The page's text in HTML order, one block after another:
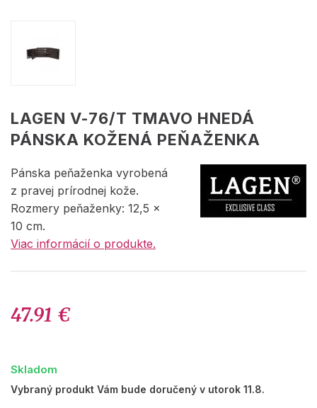
LAGEN V-76/T TMAVO HNEDÁ
PÁNSKA KOŽENÁ PEŇAŽENKA
Pánska peňaženka vyrobená
z pravej prírodnej kože.
Rozmery peňaženky: 12,5 x
10 cm.
Viac informácií o produkte.
47.91 €
Skladom
Vybraný produkt Vám bude doručený v utorok 11.8.